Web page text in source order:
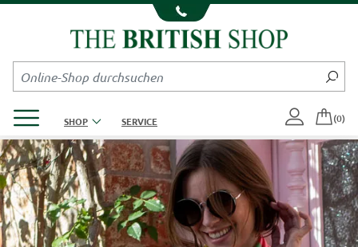
Kompletten Head der Seite überspringen
SHOP SERVICE (0)